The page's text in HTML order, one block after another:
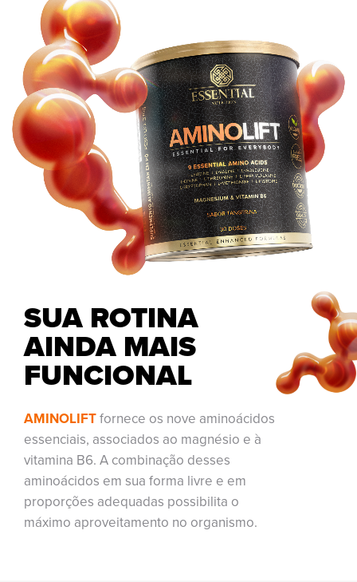
SUA ROTINA
AINDA MAIS
FUNCIONAL
AMINOLIFTfornece os nove aminoácidos
essenciais, associados ao magnésio e à
vitamina B6. A combinação desses
aminoácidos em sua forma livre e em
proporções adequadas possibilita o
máximo aproveitamento no organismo.